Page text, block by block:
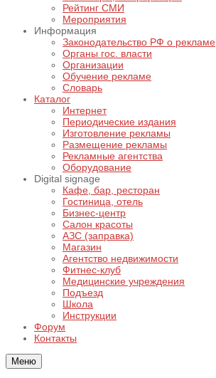
Рейтинг СМИ
Мероприятия
Информация
Законодательство РФ о рекламе
Органы гос. власти
Организации
Обучение рекламе
Словарь
Каталог
Интернет
Периодические издания
Изготовление рекламы
Размещение рекламы
Рекламные агентства
Оборудование
Digital signage
Кафе, бар, ресторан
Гостиница, отель
Бизнес-центр
Салон красоты
АЗС (заправка)
Магазин
Агентство недвижимости
Фитнес-клуб
Медицинские учреждения
Подъезд
Школа
Инструкции
Форум
Контакты
Меню